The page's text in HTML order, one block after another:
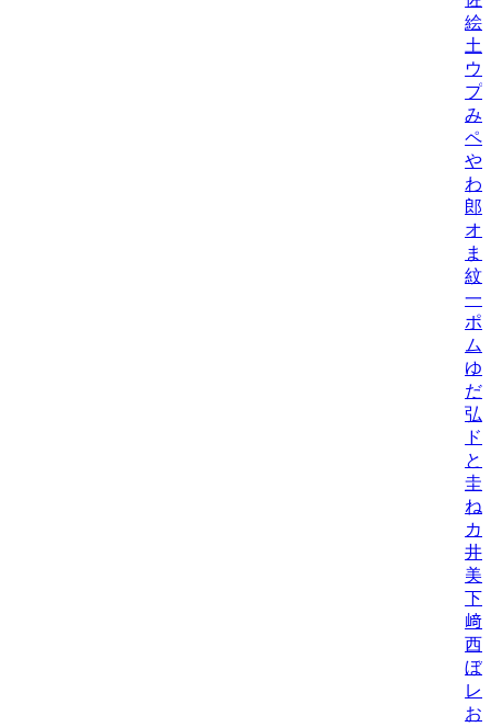
絵/
土
ウ
プ
み/
ペ/
や
わ
郎
オ
ま
紋/
一
ポ
ム
ゆ
だ
弘
ド
と
圭/
ね
カ
井
美/
下
﨑
西
ぼ/
レ
お